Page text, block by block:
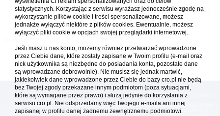
Usuń ciasteczka• Strefa czasowa: UTC + 1 (Polska - czas zimowy) [ DST
[reklama ] [
Platforma cro.pl© Chorwacja online™ wykorzystuje cookies do prawidłowego działania, te pliki
gromadzą na Twoim komputerze dane ułatwiające korzystanie z serwisu; więcej informacji w
statystycznych. Korzystając z serwisu wyrażasz jednocześnie zgodę na
wykorzystanie plików cookie i treści spersonalizowane, możesz
jednakże wyłączyć niektóre z plików cookies. Ewentualnie, możesz
wyłączyć pliki cookie w opcjach swojej przeglądarki internetowej.
Jeśli masz u nas konto, możemy również przetwarzać wprowadzone
przez Ciebie dane, które zostały zapisane w Twoim profilu (e-mail oraz
nick użytkownika są niezbędne do posiadania konta, pozostałe dane
są wprowadzane dobrowolnie). Nie musisz się jednak martwić,
jakiekolwiek dane wprowadzone przez Ciebie do bazy cro.pl nie będą
bez Twojej zgody przekazane innym podmiotom (poza sytuacjami,
które są wymagane przez prawo) i służą jedynie do korzystania z
serwisu cro.pl. Nie odsprzedamy więc Twojego e-maila ani innej
zapisanej w profilu danej żadnemu zewnętrznemu podmiotowi.